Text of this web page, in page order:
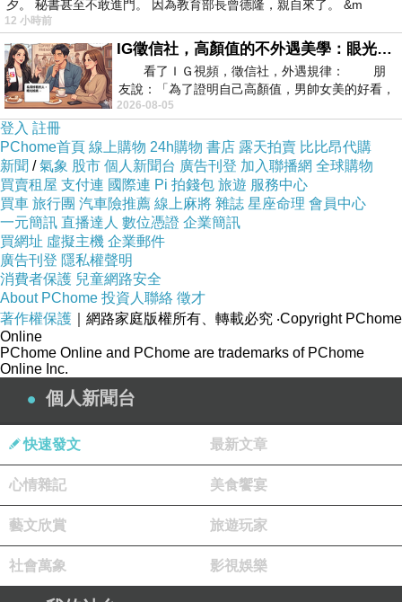
示馬勒如何巧手讓樂團奏出狂放、也有寂寥，更
不乏詩情畫意，並泰然面對生死，進入作品靜謐
的高潮。
本書由多位作者聯手創作，依據個人的研究專
長，分從不同的面向解析《大地之歌》的創作緣
起、音樂類型、音樂本質、樂團處理與音色配
置，以及《大地之歌》所依據的中國詩歌原文本
問題，並廣及比較文學上的重要議題：譯詩、仿
作詩與詩意的轉化。書末也整理了馬勒交響曲的
編製表、《大地之歌》的研究資料選編、馬勒交
響曲創作、首演和出版資訊一覽表，對於想更進
一步研究馬勒的讀者而言，助益頗大。
作者簡介
羅基敏
德國海德堡大學音樂學博士，國立台灣師範大學
音樂系教授。研究領域為歐洲音樂史、歌劇研
究、音樂美學、文學與音樂、音樂與文化等。經
常受邀於國內外國際學術會議發表論文。重要中
文著作有《文話/文化音樂：音樂與文學之文化場
夕。 秘書甚至不敢進門。 因為教育部長曾德隆，親自來了。 &m
12 小時前
IG徵信社，高顏值的不外遇美學：眼光太高也是一種防禦，為了證明我長得好看，我決定一輩子不外遇！
看了ＩＧ視頻，徵信社，外遇規律： 朋
友說：「為了證明自己高顏值，男帥女美的好看，
且眼光高，我決定一輩子不外遇。」
2026-08-05
登入 註冊
PChome首頁 線上購物 24h購物 書店 露天拍賣 比比昂代購
新聞 /氣象 股市 個人新聞台 廣告刊登 加入聯播網 全球購物
買賣租屋 支付連 國際連 Pi 拍錢包 旅遊 服務中心
買車 旅行團 汽車險推薦 線上麻將 雜誌 星座命理 會員中心
一元簡訊 直播達人 數位憑證 企業簡訊
買網址 虛擬主機 企業郵件
廣告刊登 隱私權聲明
消費者保護 兒童網路安全
About PChome 投資人聯絡 徵才
著作權保護 ｜網路家庭版權所有、轉載必究 ‧Copyright PChome
Online
PChome Online and PChome are trademarks of PChome
Online Inc.
個人新聞台
快速發文 最新文章
心情雜記 美食饗宴
藝文欣賞 旅遊玩家
社會萬象 影視娛樂